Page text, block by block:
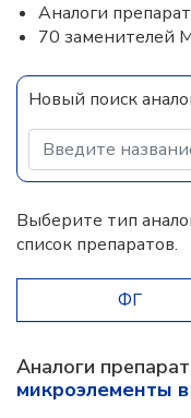
Аналоги
70 заменителей
Новый поиск
Выберите тип
список препаратов.
ФГ
Аналоги
микроэлементы